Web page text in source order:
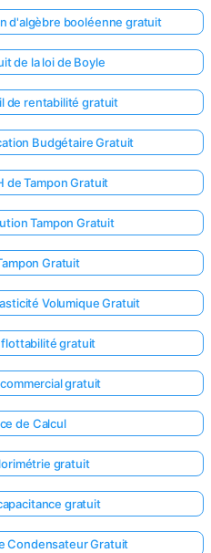
d'algèbre booléenne gratuit
de la loi de Boyle
de rentabilité gratuit
Budgétaire Gratuit
de Tampon Gratuit
Tampon Gratuit
Gratuit
Volumique Gratuit
gratuit
gratuit
de Calcul
gratuit
gratuit
Condensateur Gratuit